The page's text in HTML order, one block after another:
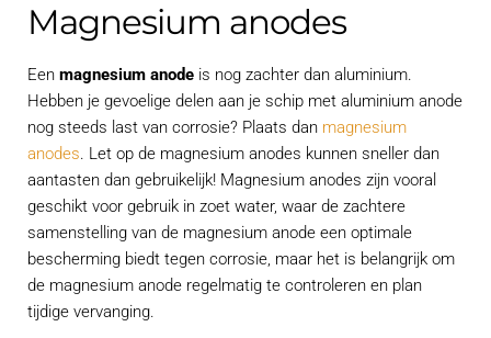
Magnesium anodes
Een magnesium anodeis nog zachter dan aluminium.
Hebben je gevoelige delen aan je schip met aluminium anode
nog steeds last van corrosie? Plaats dan magnesium
anodes. Let op de magnesium anodes kunnen sneller dan
aantasten dan gebruikelijk! Magnesium anodes zijn vooral
geschikt voor gebruik in zoet water, waar de zachtere
samenstelling van de magnesium anode een optimale
bescherming biedt tegen corrosie, maar het is belangrijk om
de magnesium anode regelmatig te controleren en plan
tijdige vervanging.